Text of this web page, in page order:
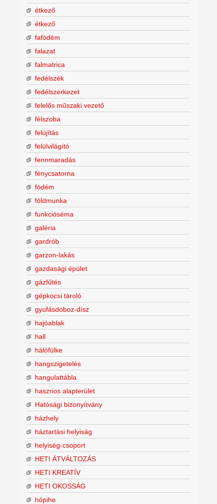
étkező
étkező
fafödém
falazat
falmatrica
fedélszék
fedélszerkezet
felelős műszaki vezető
félszoba
felújítás
felülvilágító
fennmaradás
fénycsatorna
födém
földmunka
funkcióséma
galéria
gardrób
garzon-lakás
gazdasági épület
gázfűtés
gépkocsi tároló
gyufásdoboz-dísz
hajóablak
hall
hálófülke
hangszigetelés
hangulattábla
hasznos alapterület
Hatósági bizonyítvány
házhely
háztartási helyiság
helyiség-csoport
HETI ÁTVÁLTOZÁS
HETI KREATÍV
HETI OKOSSÁG
hópihe